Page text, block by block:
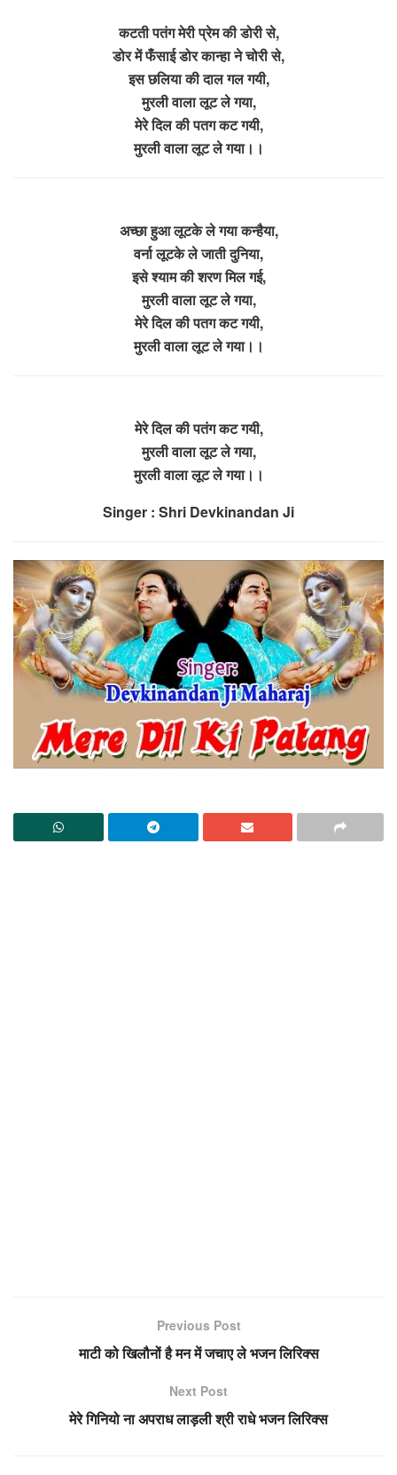
कटती पतंग मेरी प्रेम की डोरी से,
डोर में फँसाई डोर कान्हा ने चोरी से,
इस छलिया की दाल गल गयी,
मुरली वाला लूट ले गया,
मेरे दिल की पतग कट गयी,
मुरली वाला लूट ले गया।।
अच्छा हुआ लूटके ले गया कन्हैया,
वर्ना लूटके ले जाती दुनिया,
इसे श्याम की शरण मिल गई,
मुरली वाला लूट ले गया,
मेरे दिल की पतग कट गयी,
मुरली वाला लूट ले गया।।
मेरे दिल की पतंग कट गयी,
मुरली वाला लूट ले गया,
मुरली वाला लूट ले गया।।
Singer : Shri Devkinandan Ji
Previous Post
माटी को खिलौनों है मन में जचाए ले भजन लिरिक्स
Next Post
मेरे गिनियो ना अपराध लाड़ली श्री राधे भजन लिरिक्स